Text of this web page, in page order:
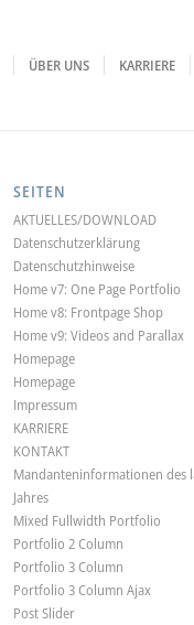
ÜBER UNS KARRIERE
SEITEN
AKTUELLES/DOWNLOAD
Datenschutzerklärung
Datenschutzhinweise
Home v7: One Page Portfolio
Home v8: Frontpage Shop
Home v9: Videos and Parallax
Homepage
Homepage
Impressum
KARRIERE
KONTAKT
Mandanteninformationen des
Jahres
Mixed Fullwidth Portfolio
Portfolio 2 Column
Portfolio 3 Column
Portfolio 3 Column Ajax
Post Slider